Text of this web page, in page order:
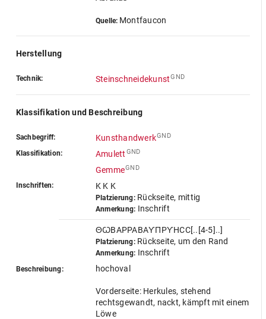
Quelle: Montfaucon
Herstellung
Technik: SteinschneidekunstGND
Klassifikation und Beschreibung
Sachbegriff: KunsthandwerkGND
Klassifikation: Amulett GND
GemmeGND
Inschriften: K K K
Platzierung:Rückseite, mittig
Anmerkung: Inschrift
ΘꙌBAPPABAƳΠPƳHCC[..[4-5]..]
Platzierung:Rückseite, um den Rand
Anmerkung: Inschrift
Beschreibung: hochoval
Vorderseite: Herkules, stehend
rechtsgewandt, nackt, kämpft mit einem
Löwe